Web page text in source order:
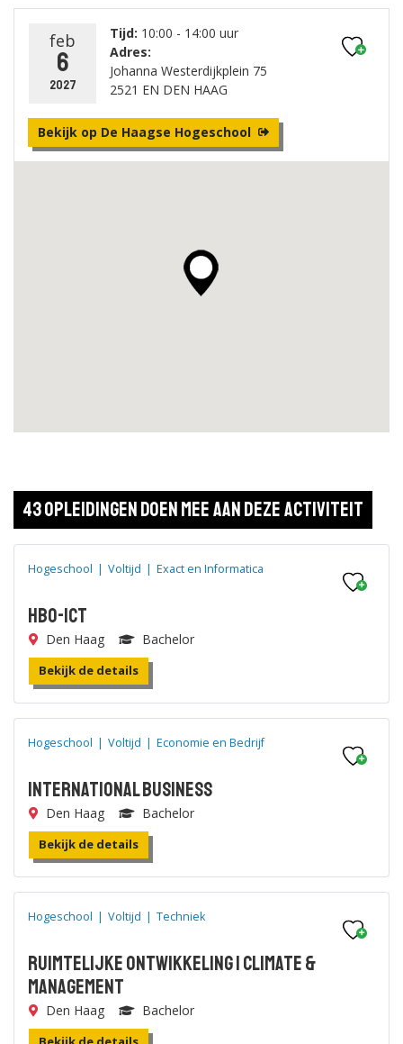
feb
6
2027
Tijd: 10:00 - 14:00 uur
Adres:
Johanna Westerdijkplein 75
2521 EN DEN HAAG
Bekijk op De Haagse Hogeschool
43 opleidingen doen mee aan deze activiteit
Hogeschool | Voltijd | Exact en Informatica
HBO-ICT
Den Haag Bachelor
Bekijk de details
Hogeschool | Voltijd | Economie en Bedrijf
International Business
Den Haag Bachelor
Bekijk de details
Hogeschool | Voltijd | Techniek
Ruimtelijke Ontwikkeling | Climate &
Management
Den Haag Bachelor